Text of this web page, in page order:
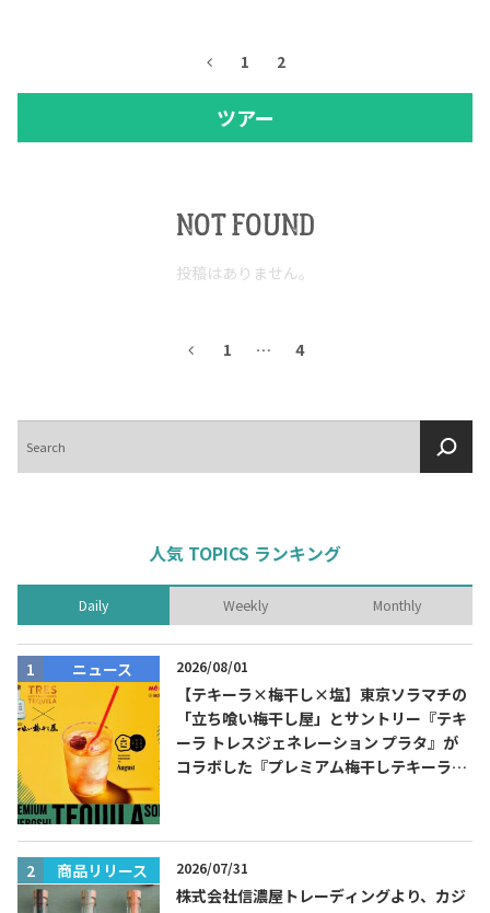
1 2
ツアー
NOT FOUND
投稿はありません。
1 … 4
索
人気 TOPICS ランキング
Daily Weekly Monthly
ニュース 2026/08/01
【テキーラ×梅干し×塩】東京ソラマチの
「立ち喰い梅干し屋」とサントリー『テキ
ーラ トレスジェネレーション プラタ』が
コラボした『プレミアム梅干しテキーラソ
商品リリース 2026/07/31
株式会社信濃屋トレーディングより、カジ